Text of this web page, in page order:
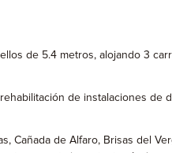
de 5.4 metros, alojando 3
de instalaciones de
Cañada de Alfaro, Brisas del